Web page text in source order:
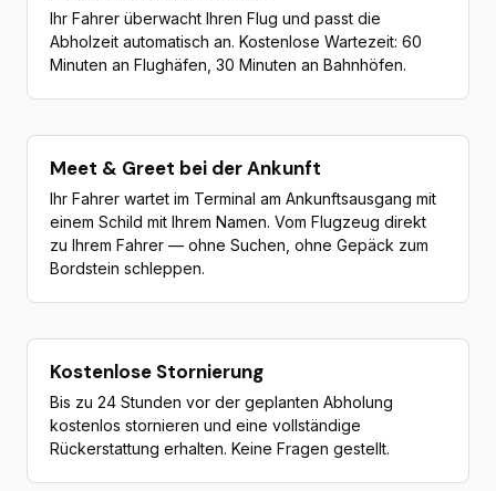
Ihr Fahrer überwacht Ihren Flug und passt die
Abholzeit automatisch an. Kostenlose Wartezeit: 60
Minuten an Flughäfen, 30 Minuten an Bahnhöfen.
Meet & Greet bei der Ankunft
Ihr Fahrer wartet im Terminal am Ankunftsausgang mit
einem Schild mit Ihrem Namen. Vom Flugzeug direkt
zu Ihrem Fahrer — ohne Suchen, ohne Gepäck zum
Bordstein schleppen.
Kostenlose Stornierung
Bis zu 24 Stunden vor der geplanten Abholung
kostenlos stornieren und eine vollständige
Rückerstattung erhalten. Keine Fragen gestellt.